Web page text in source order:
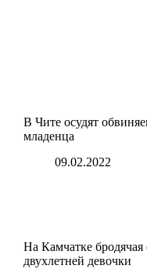
В Чите осудят
младенца
09.02.2022
На Камчатке
двухлетней девочки